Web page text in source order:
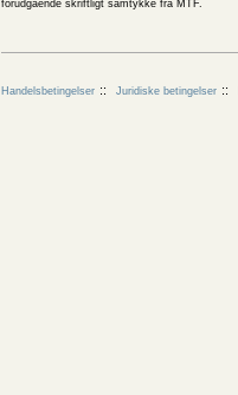
forudgående skriftligt samtykke fra MTF.
Handelsbetingelser Juridiske betingelser